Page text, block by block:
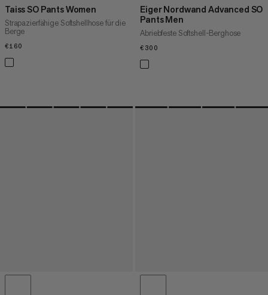
Taiss SO Pants Women
Strapazierfähige Softshellhose für die
Berge
€160
Eiger Nordwand Advanced SO
Pants Men
Abriebfeste Softshell-Berghose
€300